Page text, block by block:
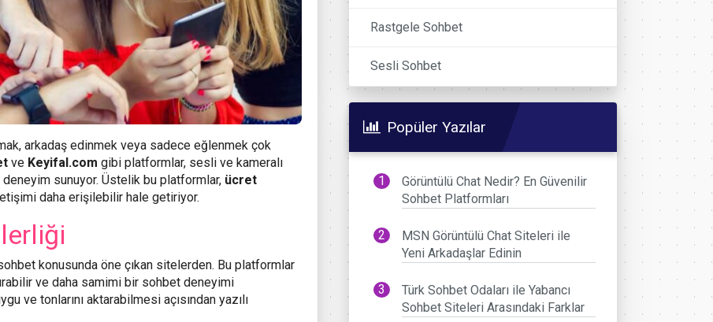
arkadaş edinmek veya sadece eğlenmek çok
ve Keyifal.com gibi platformlar, sesli ve kameralı
deneyim sunuyor. Üstelik bu platformlar, ücret
daha erişilebilir hale getiriyor.
konusunda öne çıkan sitelerden. Bu platformlar
ve daha samimi bir sohbet deneyimi
ve tonlarını aktarabilmesi açısından yazılı
Rastgele Sohbet
Sesli Sohbet
Popüler Yazılar
Görüntülü Chat Nedir? En Güvenilir
Sohbet Platformları
MSN Görüntülü Chat Siteleri ile
Yeni Arkadaşlar Edinin
Türk Sohbet Odaları ile Yabancı
Sohbet Siteleri Arasındaki Farklar